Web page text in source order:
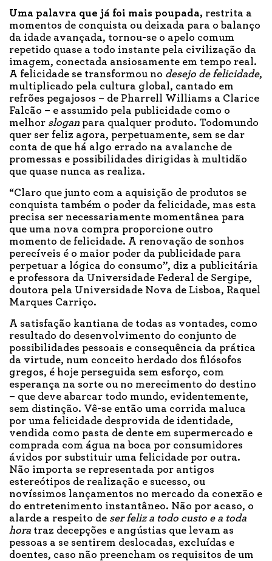
Uma palavra que já foi mais poupada, restrita a
momentos de conquista ou deixada para o balanço
da idade avançada, tornou-se o apelo comum
repetido quase a todo instante pela civilização da
imagem, conectada ansiosamente em tempo real.
A felicidade se transformou no desejo de felicidade,
multiplicado pela cultura global, cantado em
refrões pegajosos – de Pharrell Williams a Clarice
Falcão – e assumido pela publicidade como o
melhor slogan para qualquer produto. Todomundo
quer ser feliz agora, perpetuamente, sem se dar
conta de que há algo errado na avalanche de
promessas e possibilidades dirigidas à multidão
que quase nunca as realiza.
“Claro que junto com a aquisição de produtos se
conquista também o poder da felicidade, mas esta
precisa ser necessariamente momentânea para
que uma nova compra proporcione outro
momento de felicidade. A renovação de sonhos
perecíveis é o maior poder da publicidade para
perpetuar a lógica do consumo”, diz a publicitária
e professora da Universidade Federal de Sergipe,
doutora pela Universidade Nova de Lisboa, Raquel
Marques Carriço.
A satisfação kantiana de todas as vontades, como
resultado do desenvolvimento do conjunto de
possibilidades pessoais e consequência da prática
da virtude, num conceito herdado dos filósofos
gregos, é hoje perseguida sem esforço, com
esperança na sorte ou no merecimento do destino
– que deve abarcar todo mundo, evidentemente,
sem distinção. Vê-se então uma corrida maluca
por uma felicidade desprovida de identidade,
vendida como pasta de dente em supermercado e
comprada com água na boca por consumidores
ávidos por substituir uma felicidade por outra.
Não importa se representada por antigos
estereótipos de realização e sucesso, ou
novíssimos lançamentos no mercado da conexão e
do entretenimento instantâneo. Não por acaso, o
alarde a respeito de ser feliz a todo custo e a toda
hora traz decepções e angústias que levam as
pessoas a se sentirem deslocadas, excluídas e
doentes, caso não preencham os requisitos de um